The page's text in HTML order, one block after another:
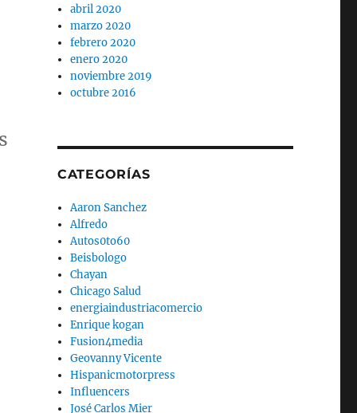
abril 2020
marzo 2020
febrero 2020
enero 2020
noviembre 2019
octubre 2016
CATEGORÍAS
Aaron Sanchez
Alfredo
Autos0to60
Beisbologo
Chayan
Chicago Salud
energiaindustriacomercio
Enrique kogan
Fusion4media
Geovanny Vicente
Hispanicmotorpress
Influencers
José Carlos Mier